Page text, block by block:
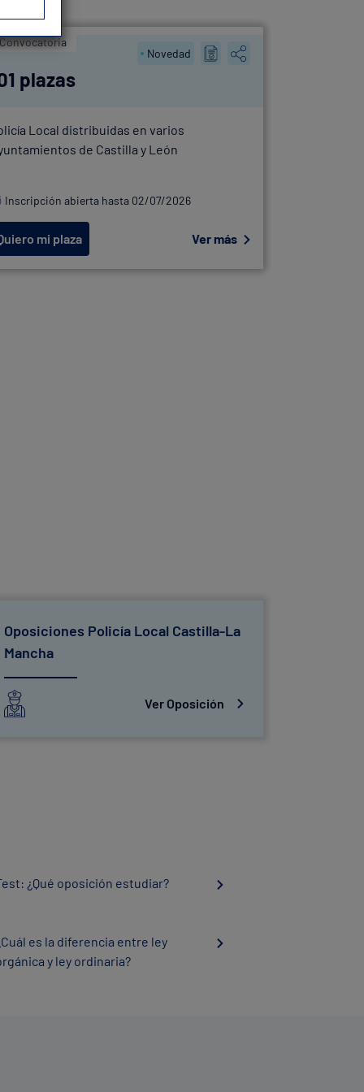
Convocatoria
Novedad
plazas
Local distribuidas en varios
de Castilla y León
Inscripción abierta hasta 02/07/2026
mi plaza Ver más
Oposiciones Policía Local Castilla-La
Mancha
Ver Oposición
¿Qué oposición estudiar?
es la diferencia entre ley
y ley ordinaria?